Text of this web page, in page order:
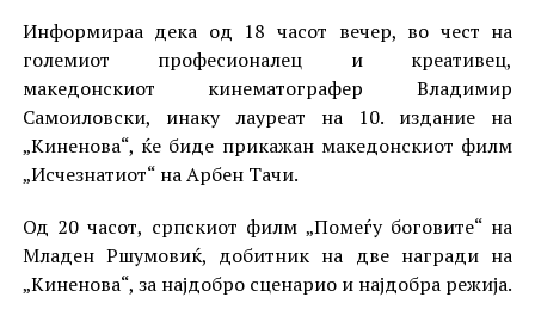
Информираа дека од 18 часот вечер, во чест на
големиот професионалец и креативец,
македонскиот кинематографер Владимир
Самоиловски, инаку лауреат на 10. издание на
„Киненова“, ќе биде прикажан македонскиот филм
„Исчезнатиот“ на Арбен Тачи.
Од 20 часот, српскиот филм „Помеѓу боговите“ на
Младен Ршумовиќ, добитник на две награди на
„Киненова“, за најдобро сценарио и најдобра режија.